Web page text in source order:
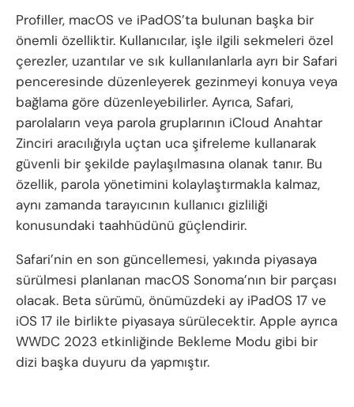
Profiller, macOS ve iPadOS’ta bulunan başka bir
önemli özelliktir. Kullanıcılar, işle ilgili sekmeleri özel
çerezler, uzantılar ve sık kullanılanlarla ayrı bir Safari
penceresinde düzenleyerek gezinmeyi konuya veya
bağlama göre düzenleyebilirler. Ayrıca, Safari,
parolaların veya parola gruplarının iCloud Anahtar
Zinciri aracılığıyla uçtan uca şifreleme kullanarak
güvenli bir şekilde paylaşılmasına olanak tanır. Bu
özellik, parola yönetimini kolaylaştırmakla kalmaz,
aynı zamanda tarayıcının kullanıcı gizliliği
konusundaki taahhüdünü güçlendirir.
Safari’nin en son güncellemesi, yakında piyasaya
sürülmesi planlanan macOS Sonoma’nın bir parçası
olacak. Beta sürümü, önümüzdeki ay iPadOS 17 ve
iOS 17 ile birlikte piyasaya sürülecektir. Apple ayrıca
WWDC 2023 etkinliğinde Bekleme Modu gibi bir
dizi başka duyuru da yapmıştır.